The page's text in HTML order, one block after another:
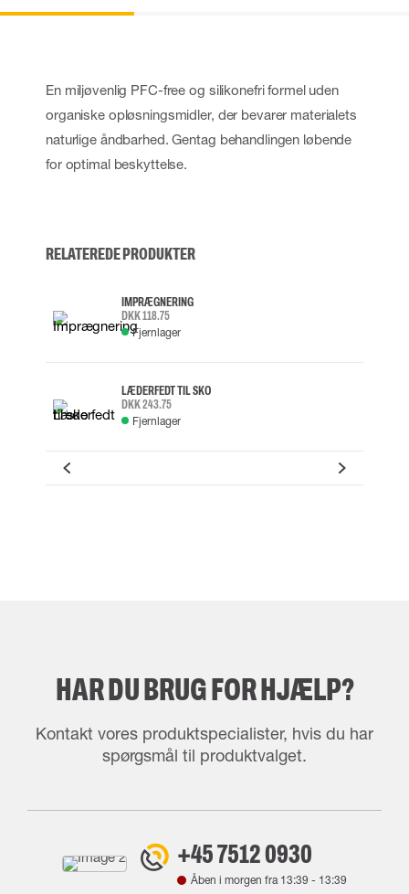
En miljøvenlig PFC-free og silikonefri formel uden
organiske opløsningsmidler, der bevarer materialets
naturlige åndbarhed. Gentag behandlingen løbende
for optimal beskyttelse.
RELATEREDE PRODUKTER
IMPRÆGNERING
DKK 118.75
Fjernlager
LÆDERFEDT TIL SKO
DKK 243.75
Fjernlager
HAR DU BRUG FOR HJÆLP?
Kontakt vores produktspecialister, hvis du har
spørgsmål til produktvalget.
+45 7512 0930
Åben i morgen fra 13:39 - 13:39